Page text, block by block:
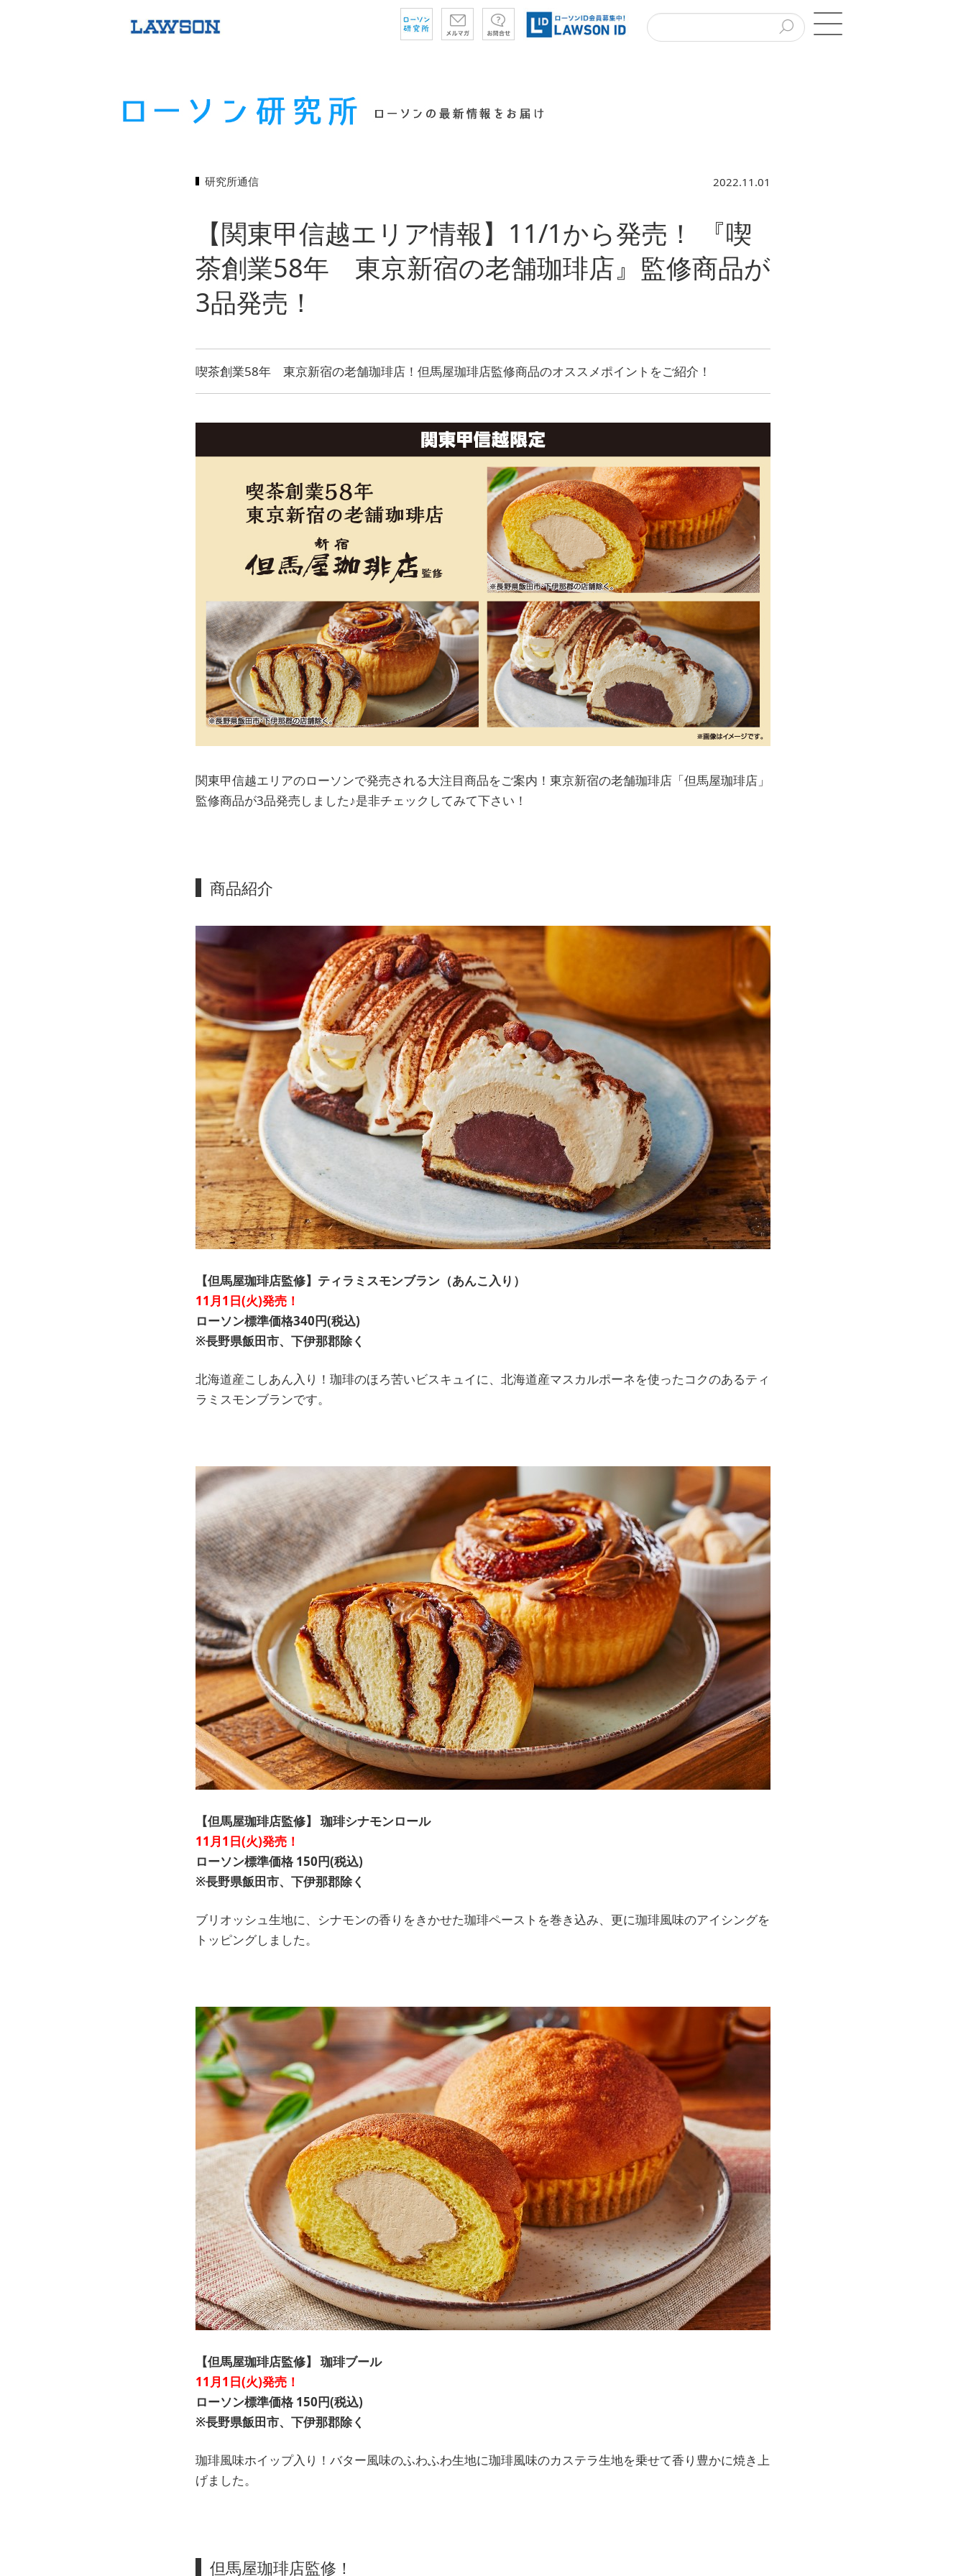
研究所通信 2022.11.01
【関東甲信越エリア情報】11/1から発売！ 『喫
茶創業58年 東京新宿の老舗珈琲店』監修商品が
3品発売！
喫茶創業58年 東京新宿の老舗珈琲店！但馬屋珈琲店監修商品のオススメポイントをご紹介！
関東甲信越エリアのローソンで発売される大注目商品をご案内！東京新宿の老舗珈琲店「但馬屋珈琲店」
監修商品が3品発売しました♪是非チェックしてみて下さい！
商品紹介
【但馬屋珈琲店監修】ティラミスモンブラン（あんこ入り）
11月1日(火)発売！
ローソン標準価格340円(税込)
※長野県飯田市、下伊那郡除く
北海道産こしあん入り！珈琲のほろ苦いビスキュイに、北海道産マスカルポーネを使ったコクのあるティ
ラミスモンブランです。
【但馬屋珈琲店監修】
珈琲シナモンロール
11月1日(火)発売！
ローソン標準価格 150円(税込)
※長野県飯田市、下伊那郡除く
ブリオッシュ生地に、シナモンの香りをきかせた珈琲ペーストを巻き込み、更に珈琲風味のアイシングを
トッピングしました。
【但馬屋珈琲店監修】
珈琲ブール
11月1日(火)発売！
ローソン標準価格 150円(税込)
※長野県飯田市、下伊那郡除く
珈琲風味ホイップ入り！バター風味のふわふわ生地に珈琲風味のカステラ生地を乗せて香り豊かに焼き上
げました。
但馬屋珈琲店監修！